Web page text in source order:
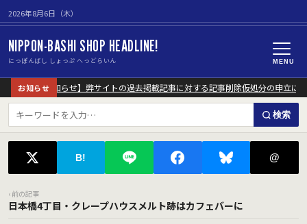
2026年8月6日（木）
NIPPON-BASHI SHOP HEADLINE!
にっぽんばし しょっぷ へっどらいん MENU
お知らせ
【重要なお知らせ】弊サイトの過去掲載記事に対する記事削除仮処分の申立につ
検索
B! @
‹ 前の記事
日本橋4丁目・クレープハウスメルト跡はカフェバーに